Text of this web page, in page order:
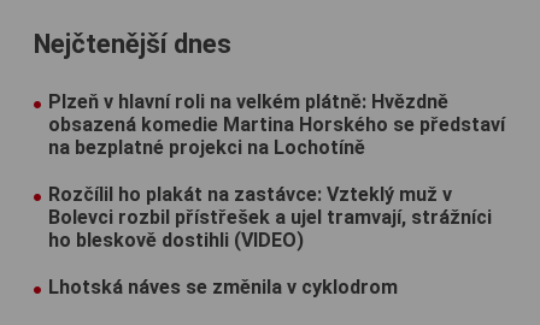
Nejčtenější dnes
Plzeň v hlavní roli na velkém plátně: Hvězdně
obsazená komedie Martina Horského se představí
na bezplatné projekci na Lochotíně
Rozčílil ho plakát na zastávce: Vzteklý muž v
Bolevci rozbil přístřešek a ujel tramvají, strážníci
ho bleskově dostihli (VIDEO)
Lhotská náves se změnila v cyklodrom